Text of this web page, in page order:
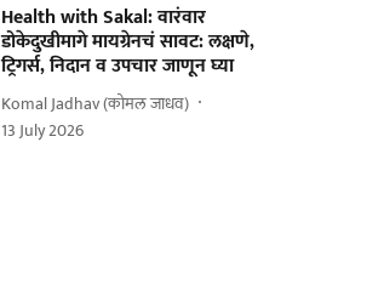
Health with Sakal: वारंवार
डोकेदुखीमागे मायग्रेनचं सावट: लक्षणे,
ट्रिगर्स, निदान व उपचार जाणून घ्या
Komal Jadhav (कोमल जाधव)
13 July 2026